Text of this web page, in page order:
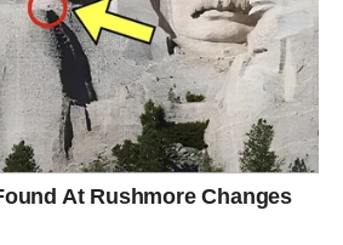
s osjećajem gladi i željom za
je bila jača nego ikad. “Htjela sam
je izjavila, naglašavajući kako
izazovima prilikom promjene
donose poteškoće jer se tijelo
ishrane, ali je Zlata ostala odlučna i
i kada bi se suočila s povremenim
da prepozna izazove i da ih